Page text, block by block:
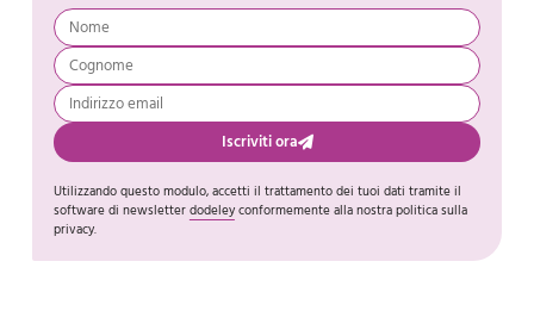
Iscriviti ora
Utilizzando questo modulo, accetti il trattamento dei tuoi dati tramite il
software di newsletterdodeleyconformemente alla nostra politica sulla
privacy.